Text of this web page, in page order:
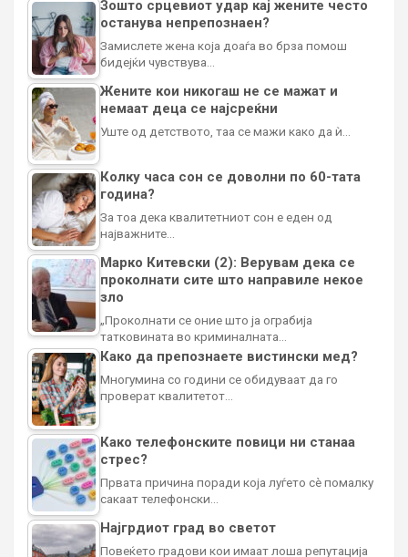
Зошто срцевиот удар кај жените често
останува непрепознаен?
Замислете жена која доаѓа во брза помош
бидејќи чувствува…
Жените кои никогаш не се мажат и
немаат деца се најсреќни
Уште од детството, таа се мажи како да ѝ…
Колку часа сон се доволни по 60-тата
година?
За тоа дека квалитетниот сон е еден од
најважните…
Марко Китевски (2): Верувам дека се
проколнати сите што направиле некое
зло
„Проколнати се оние што ја ограбија
татковината во криминалната…
Како да препознаете вистински мед?
Многумина со години се обидуваат да го
проверат квалитетот…
Како телефонските повици ни станаа
стрес?
Првата причина поради која луѓето сè помалку
сакаат телефонски…
Најгрдиот град во светот
Повеќето градови кои имаат лоша репутација